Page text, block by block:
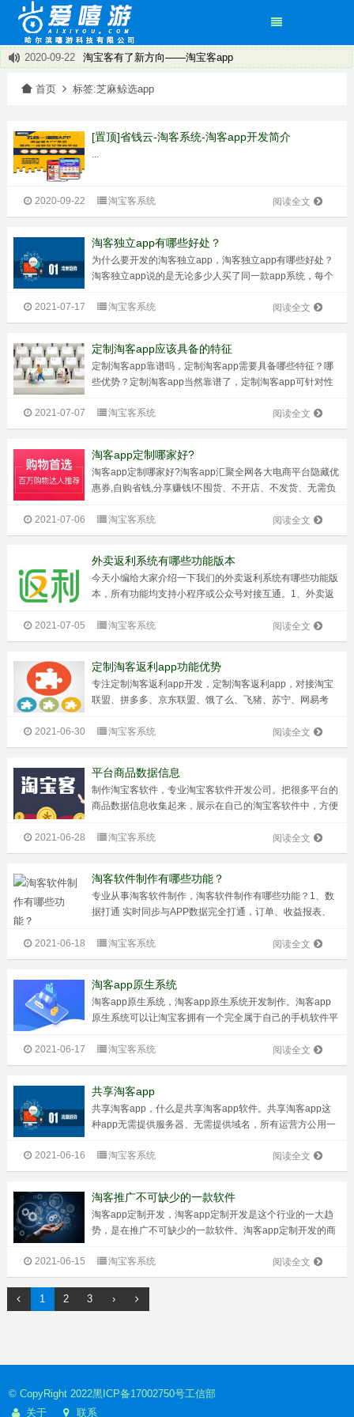
2020-09-22
淘宝客有了新方向——淘宝客app
2020-09-22
省钱云淘客系统 淘客APP 小程序
2020-09-22
淘宝客返利机器人推广引流的经验
2020-09-22
淘宝客推广的淘宝客app的优势在哪里呢？
2020-09-22
淘客的新机遇有哪些
首页 标签:芝麻鲸选app
[置顶]省钱云-淘客系统-淘客app开发简介
阅读全文
2020-09-22 淘宝客系统
淘客独立app有哪些好处？
为什么要开发的淘客独立app，淘客独立app有哪些好处？
淘客独立app说的是无论多少人买了同一款app系统，每个
台设置的权利，独立更改功能模板的权利等等！所有的权利
由独立app系统的购买者...
阅读全文
2021-07-17 淘宝客系统
定制淘客app应该具备的特征
定制淘客app靠谱吗，定制淘客app需要具备哪些特征？哪
些优势？定制淘客app当然靠谱了，定制淘客app可针对性
系统功能需求进行设计，每个功能模块都能达到专业设计标
准，在系统安全稳定性得到...
阅读全文
2021-07-07 淘宝客系统
淘客app定制哪家好?
淘客app定制哪家好?淘客app汇聚全网各大电商平台隐藏优
惠券,自购省钱,分享赚钱!不囤货、不开店、不发货、无需负
好，而且还有不断的佣金奖励，可以提高用户的复购率。强
大的数据统计功能，...
阅读全文
2021-07-06 淘宝客系统
外卖返利系统有哪些功能版本
今天小编给大家介绍一下我们的外卖返利系统有哪些功能版
本，所有功能均支持小程序或公众号对接互通。1、外卖返
销、肯德基分销、话费分销，支持代理和返利模式。支持运
营商模式。2、外卖返利系统+淘客系...
阅读全文
2021-07-05 淘宝客系统
定制淘客返利app功能优势
专注定制淘客返利app开发，定制淘客返利app，对接淘宝
联盟、拼多多、京东联盟、饿了么、飞猪、苏宁、网易考
覆盖。 定制淘客返利app功能优势：1、丰富的营销插
件：结合淘客行业提供丰富的...
阅读全文
2021-06-30 淘宝客系统
平台商品数据信息
制作淘宝客软件，专业淘宝客软件开发公司。把很多平台的
商品数据信息收集起来，展示在自己的淘宝客软件中，方便
价，优惠券价格和领券后的价格，以及商品的详情介绍的展
示，方便用户浏览的同时还可以在商...
阅读全文
2021-06-28 淘宝客系统
淘客软件制作有哪些功能？
专业从事淘客软件制作，淘客软件制作有哪些功能？1、数
据打通 实时同步与APP数据完全打通，订单、收益报表、
定义主题颜色、首页自定义装修，让你的公众号也与众不同
3、回复消息 便捷查券支持淘...
阅读全文
2021-06-18 淘宝客系统
淘客app原生系统
淘客app原生系统，淘客app原生系统开发制作。淘客app
原生系统可以让淘宝客拥有一个完全属于自己的手机软件平
多级化返利系统，让app的用户在自己平台购物省钱，同时
也可以分享给朋友赚钱。...
阅读全文
2021-06-17 淘宝客系统
共享淘客app
共享淘客app，什么是共享淘客app软件。共享淘客app这
种app无需提供服务器、无需提供域名，所有运营方公用一
建，在获得准入权限后，入住APP,然后淘客将APP推向自己
的用户群体。做共...
阅读全文
2021-06-16 淘宝客系统
淘客推广不可缺少的一款软件
淘客app定制开发，淘客app定制开发是这个行业的一大趋
势，是在推广不可缺少的一款软件。淘客app定制开发的商
取最精准的用户，不需要再花费广告买曝光，用户成交后才
发放佣金。对于网购群体来说...
阅读全文
2021-06-15 淘宝客系统
1 2 3 ›
© CopyRight 2022黑ICP备17002750号工信部
关于
联系